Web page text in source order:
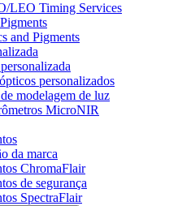
LEO Timing Services
and Pigments
personalizados
modelagem de luz
MicroNIR
da marca
ChromaFlair
de segurança
SpectraFlair